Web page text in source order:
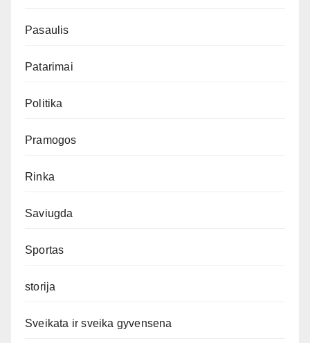
Pasaulis
Patarimai
Politika
Pramogos
Rinka
Saviugda
Sportas
storija
Sveikata ir sveika gyvensena